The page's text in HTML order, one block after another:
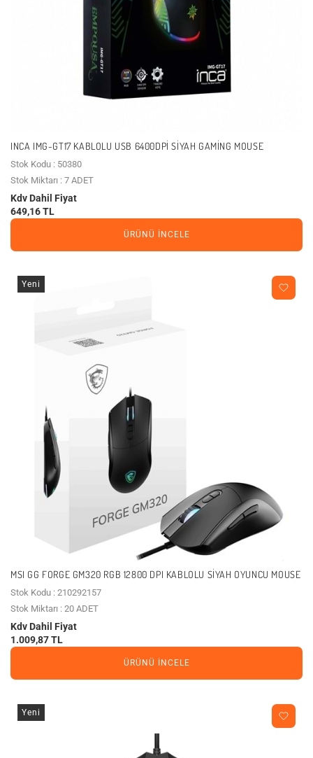
INCA IMG-GT17 KABLOLU USB 6400DPI SIYAH GAMING MOUSE
Stok Kodu : 50380
Stok Miktarı : 7 ADET
Kdv Dahil Fiyat
649,16 TL
ÜRÜNÜ İNCELE
Yeni
MSI GG FORGE GM320 RGB 12800 DPI KABLOLU SIYAH OYUNCU MOUSE
Stok Kodu : 210292157
Stok Miktarı : 20 ADET
Kdv Dahil Fiyat
1.009,87 TL
ÜRÜNÜ İNCELE
Yeni